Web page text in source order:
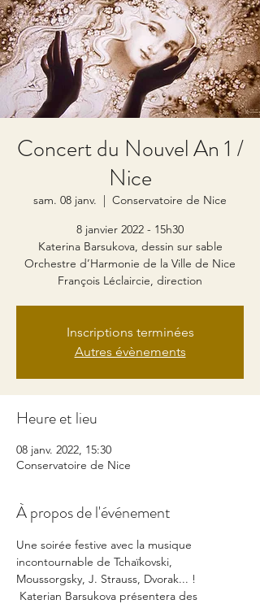
Concert du Nouvel An 1 /
Nice
sam. 08 janv.
  |
Conservatoire de Nice
8 janvier 2022 - 15h30
Katerina Barsukova, dessin sur sable
Orchestre d’Harmonie de la Ville de Nice
François Léclaircie, direction
Inscriptions terminées
Autres évènements
Heure et lieu
08 janv. 2022, 15:30
Conservatoire de Nice
À propos de l'événement
Une soirée festive avec la musique
incontournable de Tchaïkovski,
Moussorgsky, J. Strauss, Dvorak... !
Katerian Barsukova présentera des